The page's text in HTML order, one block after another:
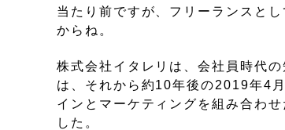
当たり前ですが、フリーランスと
からね。
株式会社イタレリは、会社員時代
は、それから約10年後の2019年4
インとマーケティングを組み合わ
した。